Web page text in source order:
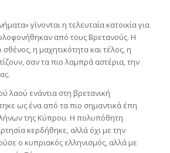
γίνονται η τελευταία κατοικία για
από τους Βρετανούς. Η
η μαχητικότητα και τέλος, η
σαν τα πιο λαμπρά αστέρια, την
λαού ενάντια στη βρετανική
ως ένα από τα πιο σημαντικά έπη
της Κύπρου. Η πολυπόθητη
κερδήθηκε, αλλά όχι με την
ο κυπριακός ελληνισμός, αλλά με